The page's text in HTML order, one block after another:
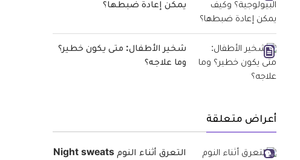
يمكن إعادة ضبطها؟
شخير الأطفال: متى يكون خطير؟
وما علاجه؟
أعراض متعلقة
التعرق أثناء النوم Night sweats